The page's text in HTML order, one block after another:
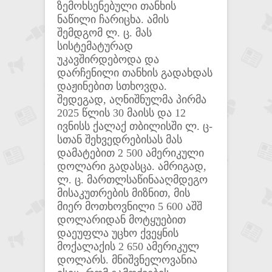
ზემოხსენებული თანხის
ნაწილი ჩარიცხა. ამის
შემდგომ ლ. ც. მას
სისტემატურად
უკავშირდებოდა და
დარჩენილი თანხის გადახდას
დაჟინებით სთხოვდა.
შედეგად, აღნიშნულმა პირმა
2025 წლის 30 მაისს და 12
ივნისს ქალაქ თბილისში ლ. ც-
სთან შეხვედრებისას მას
დამატებით 2 500 ამერიკული
დოლარი გადასცა. ამრიგად,
ლ. ც. მართლსაწინააღმდეგო
მისაკუთრების მიზნით, მის
მიერ მოთხოვნილი 5 600 აშშ
დოლარიდან მოტყუებით
დაეუფლა უცხო ქვეყნის
მოქალაქის 2 650 ამერიკულ
დოლარს. მნიშვნელოვანია